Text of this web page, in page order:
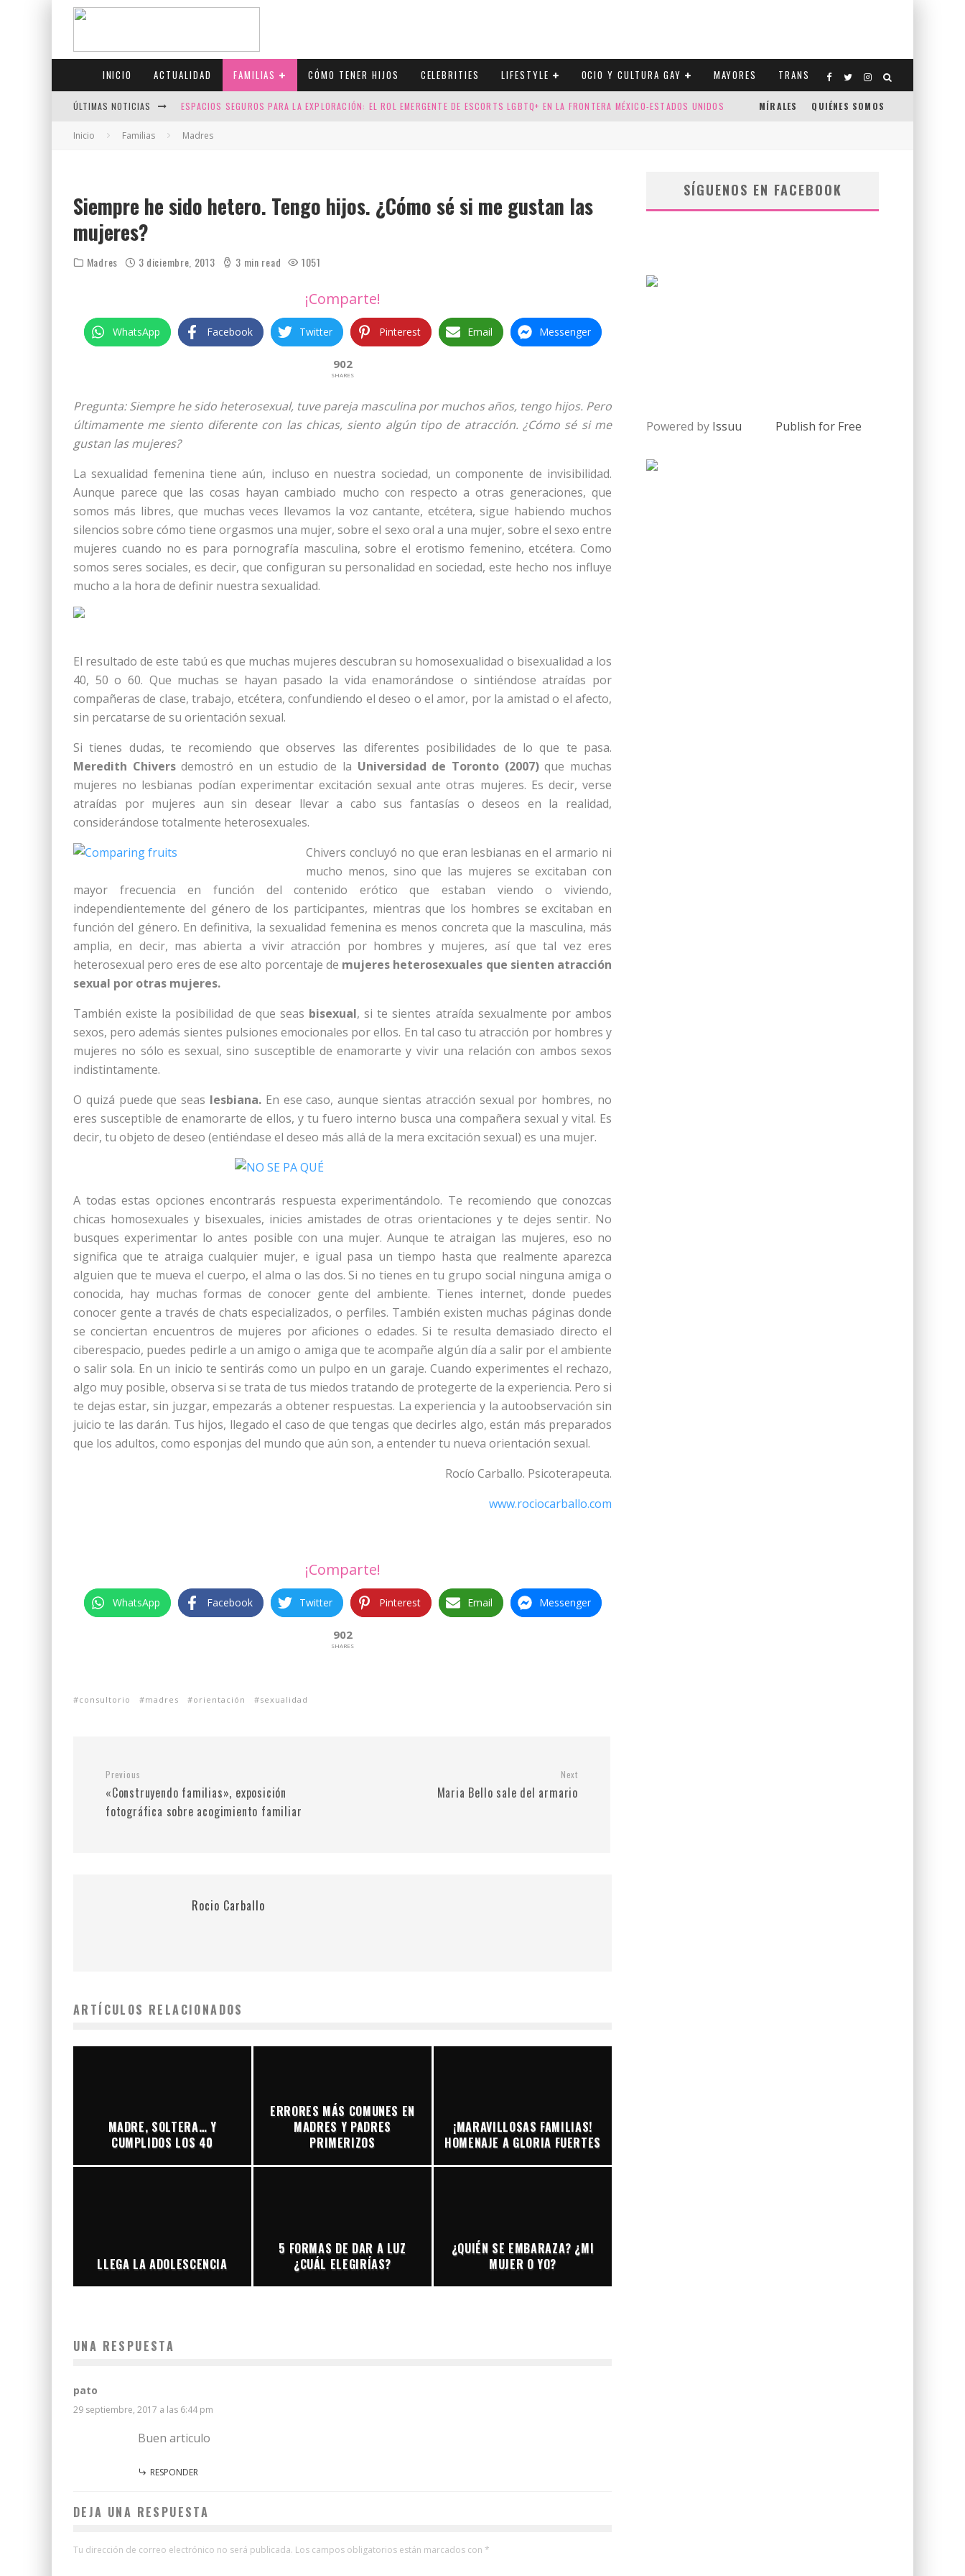
INICIO ACTUALIDAD FAMILIAS CÓMO TENER HIJOS CELEBRITIES LIFESTYLE OCIO Y CULTURA GAY MAYORES TRANS
ÚLTIMAS NOTICIAS ESPACIOS SEGUROS PARA LA EXPLORACIÓN: EL ROL EMERGENTE DE ESCORTS LGBTQ+ EN LA FRONTERA MÉXICO-ESTADOS UNIDOS
FIV CON SCREENING: REDUCE RIESGOS GENÉTICOS EN TU EMBARAZO
MÍRALES QUIÉNES SOMOS
Inicio Familias Madres
Siempre he sido hetero. Tengo hijos. ¿Cómo sé si me gustan las
mujeres?
Madres 3 diciembre, 2013 3 min read 1051
¡Comparte!
WhatsApp Facebook Twitter Pinterest Email Messenger
902
SHARES
Pregunta: Siempre he sido heterosexual, tuve pareja masculina por muchos años, tengo hijos. Pero
últimamente me siento diferente con las chicas, siento algún tipo de atracción. ¿Cómo sé si me
gustan las mujeres?
La sexualidad femenina tiene aún, incluso en nuestra sociedad, un componente de invisibilidad.
Aunque parece que las cosas hayan cambiado mucho con respecto a otras generaciones, que
somos más libres, que muchas veces llevamos la voz cantante, etcétera, sigue habiendo muchos
silencios sobre cómo tiene orgasmos una mujer, sobre el sexo oral a una mujer, sobre el sexo entre
mujeres cuando no es para pornografía masculina, sobre el erotismo femenino, etcétera. Como
somos seres sociales, es decir, que configuran su personalidad en sociedad, este hecho nos influye
mucho a la hora de definir nuestra sexualidad.
El resultado de este tabú es que muchas mujeres descubran su homosexualidad o bisexualidad a los
40, 50 o 60. Que muchas se hayan pasado la vida enamorándose o sintiéndose atraídas por
compañeras de clase, trabajo, etcétera, confundiendo el deseo o el amor, por la amistad o el afecto,
sin percatarse de su orientación sexual.
Si tienes dudas, te recomiendo que observes las diferentes posibilidades de lo que te pasa.
Meredith Chiversdemostró en un estudio de la Universidad de Toronto (2007)que muchas
mujeres no lesbianas podían experimentar excitación sexual ante otras mujeres. Es decir, verse
atraídas por mujeres aun sin desear llevar a cabo sus fantasías o deseos en la realidad,
considerándose totalmente heterosexuales.
Chivers concluyó no que eran lesbianas en el armario ni
mucho menos, sino que las mujeres se excitaban con
mayor frecuencia en función del contenido erótico que estaban viendo o viviendo,
independientemente del género de los participantes, mientras que los hombres se excitaban en
función del género. En definitiva, la sexualidad femenina es menos concreta que la masculina, más
amplia, en decir, mas abierta a vivir atracción por hombres y mujeres, así que tal vez eres
heterosexual pero eres de ese alto porcentaje de mujeres heterosexuales que sienten atracción
sexual por otras mujeres.
También existe la posibilidad de que seas bisexual, si te sientes atraída sexualmente por ambos
sexos, pero además sientes pulsiones emocionales por ellos. En tal caso tu atracción por hombres y
mujeres no sólo es sexual, sino susceptible de enamorarte y vivir una relación con ambos sexos
indistintamente.
O quizá puede que seas lesbiana. En ese caso, aunque sientas atracción sexual por hombres, no
eres susceptible de enamorarte de ellos, y tu fuero interno busca una compañera sexual y vital. Es
decir, tu objeto de deseo (entiéndase el deseo más allá de la mera excitación sexual) es una mujer.
A todas estas opciones encontrarás respuesta experimentándolo. Te recomiendo que conozcas
chicas homosexuales y bisexuales, inicies amistades de otras orientaciones y te dejes sentir. No
busques experimentar lo antes posible con una mujer. Aunque te atraigan las mujeres, eso no
significa que te atraiga cualquier mujer, e igual pasa un tiempo hasta que realmente aparezca
alguien que te mueva el cuerpo, el alma o las dos. Si no tienes en tu grupo social ninguna amiga o
conocida, hay muchas formas de conocer gente del ambiente. Tienes internet, donde puedes
conocer gente a través de chats especializados, o perfiles. También existen muchas páginas donde
se conciertan encuentros de mujeres por aficiones o edades. Si te resulta demasiado directo el
ciberespacio, puedes pedirle a un amigo o amiga que te acompañe algún día a salir por el ambiente
o salir sola. En un inicio te sentirás como un pulpo en un garaje. Cuando experimentes el rechazo,
algo muy posible, observa si se trata de tus miedos tratando de protegerte de la experiencia. Pero si
te dejas estar, sin juzgar, empezarás a obtener respuestas. La experiencia y la autoobservación sin
juicio te las darán. Tus hijos, llegado el caso de que tengas que decirles algo, están más preparados
que los adultos, como esponjas del mundo que aún son, a entender tu nueva orientación sexual.
Rocío Carballo. Psicoterapeuta.
www.rociocarballo.com
¡Comparte!
WhatsApp Facebook Twitter Pinterest Email Messenger
902
SHARES
consultorio madres orientación sexualidad
Previous
«Construyendo familias», exposición
fotográfica sobre acogimiento familiar
Next
Maria Bello sale del armario
Rocio Carballo
ARTÍCULOS RELACIONADOS
MADRE, SOLTERA… Y
CUMPLIDOS LOS 40
ERRORES MÁS COMUNES EN
MADRES Y PADRES
PRIMERIZOS
¡MARAVILLOSAS FAMILIAS!
HOMENAJE A GLORIA FUERTES
LLEGA LA ADOLESCENCIA
5 FORMAS DE DAR A LUZ
¿CUÁL ELEGIRÍAS?
¿QUIÉN SE EMBARAZA? ¿MI
MUJER O YO?
UNA RESPUESTA
pato
29 septiembre, 2017 a las 6:44 pm
Buen articulo
RESPONDER
DEJA UNA RESPUESTA
Tu dirección de correo electrónico no será publicada. Los campos obligatorios están marcados con *
SÍGUENOS EN FACEBOOK
Powered by Issuu Publish for Free